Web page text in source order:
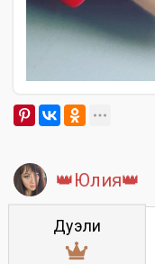
👑Юлия👑
Дуэли